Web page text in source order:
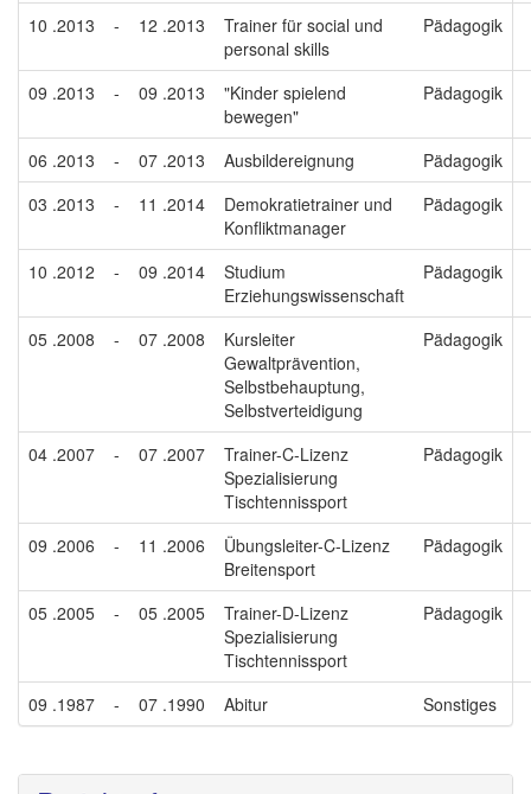
10 .2013
- 12 .2013
Trainer für social und
personal skills
Pädagogik
09 .2013 - 09 .2013
"Kinder spielend
bewegen"
Pädagogik
06 .2013 - 07 .2013 Ausbildereignung
Pädagogik
03 .2013
- 11 .2014
Demokratietrainer und
Konfliktmanager
Pädagogik
10 .2012 - 09 .2014
Studium
Erziehungswissenschaft
Pädagogik
05 .2008 - 07 .2008
Kursleiter
Gewaltprävention,
Selbstbehauptung,
Selbstverteidigung
Pädagogik
04 .2007 - 07 .2007
Trainer-C-Lizenz
Spezialisierung
Tischtennissport
Pädagogik
09 .2006 - 11 .2006
Übungsleiter-C-Lizenz
Breitensport
Pädagogik
05 .2005 - 05 .2005
Trainer-D-Lizenz
Spezialisierung
Tischtennissport
Pädagogik
09 .1987 - 07 .1990 Abitur Sonstiges